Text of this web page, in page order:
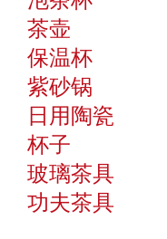
茶壶
保温杯
紫砂锅
日用陶瓷
杯子
玻璃茶具
功夫茶具